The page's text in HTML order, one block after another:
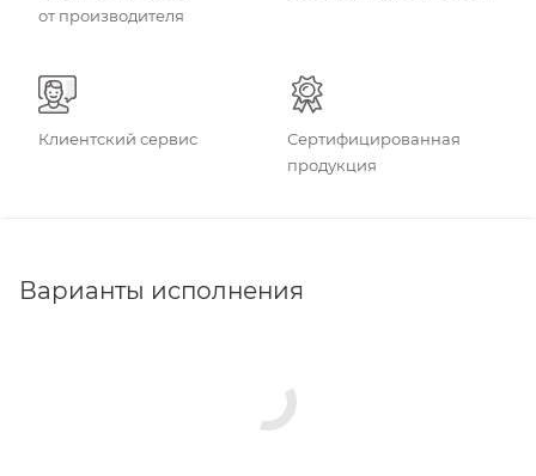
от производителя
Клиентский сервис
Сертифицированная
продукция
Варианты исполнения